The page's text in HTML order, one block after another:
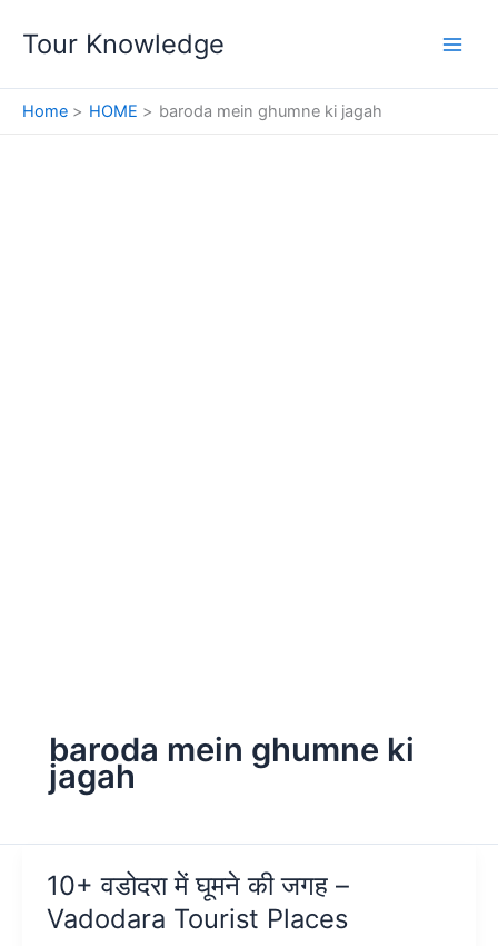
Tour Knowledge
Home HOME baroda mein ghumne ki jagah
baroda mein ghumne ki
jagah
10+ वडोदरा में घूमने की जगह –
Vadodara Tourist Places